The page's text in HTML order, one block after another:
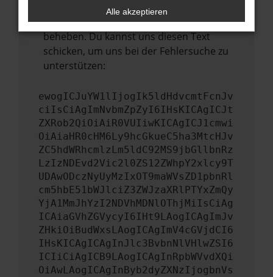
versucht hast, kontaktiere uns bitte. Wir
werden versuchen, das Problem zu
beheben. Du kannst uns diesen Text
schicken, um uns bei der Fehlersuche zu
unterstützen:
ewogICJuYW1lIjogIk5ldHdvcmtFcnJv
ciIsCiAgImNvbmZpZyI6IHsKICAgICJt
ZXRob2QiOiAiR0VUIiwKICAgICJ1cmwi
OiAiaHR0cHM6Ly9hcGkueC5ha3MtcHJv
ZC5hdWRhcmlzLm5ldC92MS9jbGllbnRz
LzIzNDEvd2Vic2l0ZS12ZWhpY2xlcy9T
UDAwODczNyUyMzIxOT9maWVsZD1pbnRl
cm5hbE51bWJlciZ3ZWJzaXRlPTYxZmQy
YjA1MmJhYzI2NDVhMDNlOThjMiIsCiAg
ICAiaGVhZGVycyI6IHt9LAogICAgImJv
ZHkiOiBudWxsLAogICAgImV4cGVjdCI6
IHsKICAgICAgInJlc3BvbnNlVHlwZSI6
ICIiCiAgICB9LAogICAgInRpbWVvdXQi
OiAwLAogICAgInByb2dyZXNzIjogbnVs
Alle akzeptieren